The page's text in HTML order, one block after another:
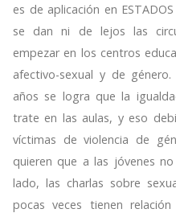
es de aplicación en
se dan ni de lejos las
empezar en los centros
afectivo-sexual y de
años se logra que la
trate en las aulas, y eso
víctimas de violencia de
quieren que a las jóvenes
lado, las charlas sobre
pocas veces tienen